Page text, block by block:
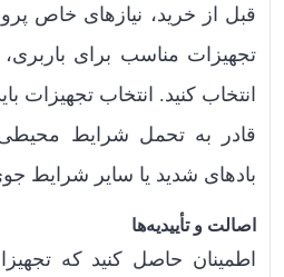
قبل از خرید، نیازهای خاص
تجهیزات مناسب برای باربری،
انتخاب کنید. انتخاب تجهیزات
قادر به تحمل شرایط محیطی
بادهای شدید یا سایر شرایط
اصالت و تأییدیه‌ها
اطمینان حاصل کنید که